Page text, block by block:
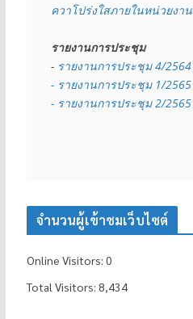
ควาโปร่งใสภายในหน่วยงาน
รายงานการประชุม
- รายงานการประชุม 4/2564
- รายงานการประชุม 1/2565
- รายงานการประชุม 2/2565
จำนวนผู้เข้าชมเว็บไซต์
Online Visitors: 0
Total Visitors: 8,434